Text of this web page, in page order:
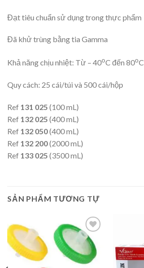
Đạt tiêu chuẩn sử dụng trong thực phẩm
Đã khử trùng bằng tia Gamma
Khả năng chịu nhiệt: Từ – 40oC đến 80oC
Quy cách: 25 cái/túi và 500 cái/hộp
Ref 131 025 (100 mL)
Ref 132 025 (400 mL)
Ref 132 050(400 mL)
Ref 132 200(2000 mL)
Ref 133 025 (3500 mL)
SẢN PHẨM TƯƠNG TỰ
Add to
wishlist